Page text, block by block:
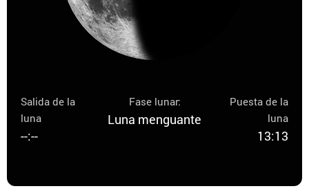
Salida de la
luna
--:--
Fase lunar:
Luna menguante
Puesta de la
luna
13:13